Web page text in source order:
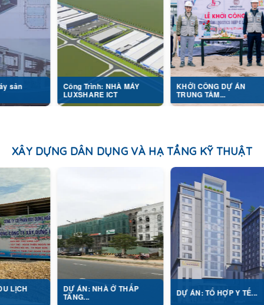
Công Trình: NHÀ MÁY
LUXSHARE ICT
KHỞI CÔNG DỰ ÁN
TRUNG TÂM...
LỄ
DỰ ÁN: NHÀ Ở THẤP
TẦNG... DỰ ÁN: TỔ HỢP Y TẾ... DỰ